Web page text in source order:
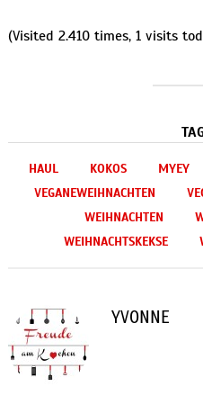
(Visited 2.410 times, 1 visits
HAUL KOKOS MYEY
VEGANEWEIHNACHTEN
WEIHNACHTEN
WEIHNACHTSKEKSE
YVONNE